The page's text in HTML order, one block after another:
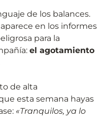
de los balances.
en los informes
para la
el agotamiento
de alta
esta semana hayas
«Tranquilos, ya lo